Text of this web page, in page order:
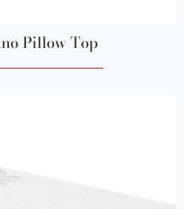
Pillow Top